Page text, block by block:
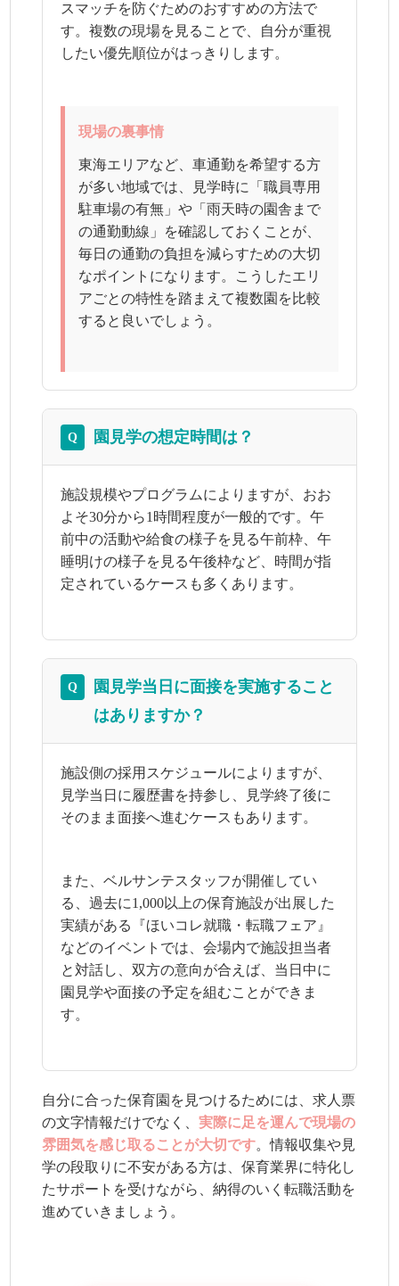
スマッチを防ぐためのおすすめの方法で
す。複数の現場を見ることで、自分が重視
したい優先順位がはっきりします。
現場の裏事情
東海エリアなど、車通勤を希望する方
が多い地域では、見学時に「職員専用
駐車場の有無」や「雨天時の園舎まで
の通勤動線」を確認しておくことが、
毎日の通勤の負担を減らすための大切
なポイントになります。こうしたエリ
アごとの特性を踏まえて複数園を比較
すると良いでしょう。
Q 園見学の想定時間は？
施設規模やプログラムによりますが、おお
よそ30分から1時間程度が一般的です。午
前中の活動や給食の様子を見る午前枠、午
睡明けの様子を見る午後枠など、時間が指
定されているケースも多くあります。
Q
園見学当日に面接を実施すること
はありますか？
施設側の採用スケジュールによりますが、
見学当日に履歴書を持参し、見学終了後に
そのまま面接へ進むケースもあります。
また、ベルサンテスタッフが開催してい
る、過去に1,000以上の保育施設が出展した
実績がある『ほいコレ就職・転職フェア』
などのイベントでは、会場内で施設担当者
と対話し、双方の意向が合えば、当日中に
園見学や面接の予定を組むことができま
す。
自分に合った保育園を見つけるためには、求人票
の文字情報だけでなく、実際に足を運んで現場の
雰囲気を感じ取ることが大切です。情報収集や見
学の段取りに不安がある方は、保育業界に特化し
たサポートを受けながら、納得のいく転職活動を
進めていきましょう。